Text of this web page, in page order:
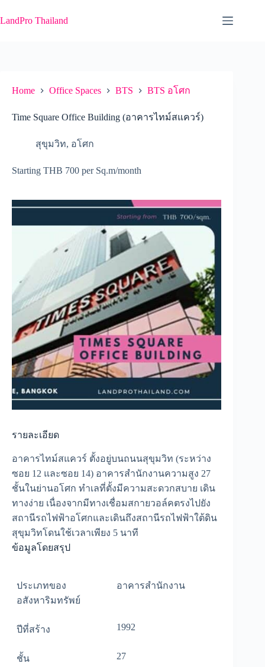
to
content
LandPro Thailand
Home Office Spaces BTS BTS อโศก
Time Square Office Building (อาคารไทม์สแควร์)
สุขุมวิท, อโศก
Starting THB 700 per Sq.m/month
รายละเอียด
อาคารไทม์สแควร์ ตั้งอยู่บนถนนสุขุมวิท (ระหว่าง
ซอย 12 และซอย 14) อาคารสำนักงานความสูง 27
ชั้นในย่านอโศก ทำเลที่ตั้งมีความสะดวกสบาย เดิน
ทางง่าย เนื่องจากมีทางเชื่อมสกายวอล์คตรงไปยัง
สถานีรถไฟฟ้าอโศกและเดินถึงสถานีรถไฟฟ้าใต้ดิน
สุขุมวิทโดนใช้เวลาเพียง 5 นาที
ข้อมูลโดยสรุป
ประเภทของ
อสังหาริมทรัพย์
อาคารสำนักงาน
ปีที่สร้าง 1992
ชั้น 27